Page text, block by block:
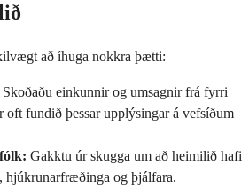
að íhuga nokkra þætti:
Skoðaðu einkunnir og umsagnir frá fyrri
oft fundið þessar upplýsingar á vefsíðum
Gakktu úr skugga um að heimilið hafi
og þjálfara.